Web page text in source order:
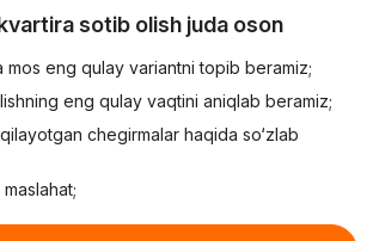
sotib olish juda oson
mos eng qulay variantni topib beramiz;
eng qulay vaqtini aniqlab beramiz;
chegirmalar haqida so‘zlab